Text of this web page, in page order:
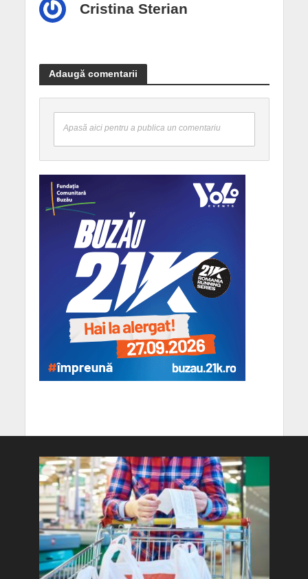
Cristina Sterian
Adaugă comentarii
Apasă aici pentru a publica un comentariu